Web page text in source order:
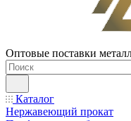
Оптовые поставки
Каталог
Нержавеющий прокат